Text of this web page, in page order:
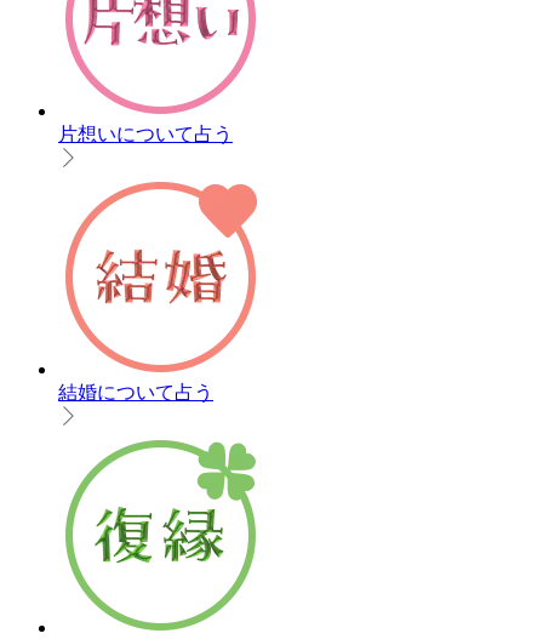
片想いについて占う
結婚について占う